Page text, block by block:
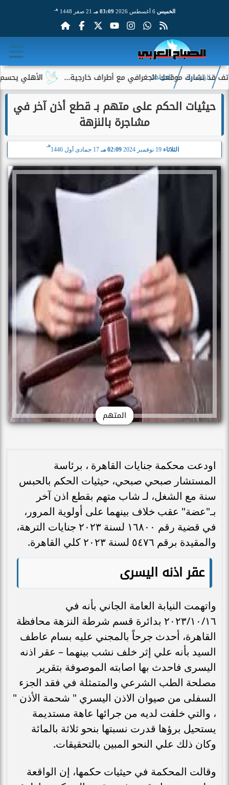
الخميس 6 أغسطس 2026 03:09 مـ 21 صفر 1448 هـ
الأهلي يحسم الجدل موقعك الجغرافي مع أطراف خارجية...
الرئيسية الحوادث
حيثيات الحكم على متهم بـ قطع أذن آخر في
مشاجرة بالنزهة
الثلاثاء 19 نوفمبر 2024 02:09 مـ 17 جمادى أول 1446
هـ
المتهم
اودعت محكمة جنايات القاهرة ، برئاسة
المستشار صبحي صبحي، حيثيات الحكم بالحبس
سنة مع الشغل، لـ شاب متهم بقطع اذن آخر
بـ"عضة" عقب خلاف بينهما على أولوية المرور،
في قضية رقم ١٦۸۰۰ لسنة ٢٠٢٣ جنايات الترهة،
والمقيدة برقم ٥٤٧٦ لسنة ٢٠٢٣ كلي القاهرة.
عقر اذنه اليسرى
واتهمت النيابة العامة الجاني بأنه في
٢٠٢٣/١٠/١٦ بدائرة قسم شرطة النزهة محافظة
القاهرة، أحدث جرحاً بالمجني عليه بسام عاطف
السيد بأنه علي إثر خلف نشب بينهما – عقر اذنه
اليسرى فاحدث بها اصابته الموصوفة بتقرير
مصلحة الطب الشرعي والمتمثلة في فقد الجزء
السفلى من صيوان الاذن اليسري " شحمة الأذن "
، والتي خلفت لديه من جرائها عاهة مستديمة
يستحيل برؤها قدرت نسبتها بنحو ثلاثة بالمائة
وكان ذلك علي النحو المبين بالتحقيقات.
وقالت المحكمة في حيثيات حكمها، إن الواقعة